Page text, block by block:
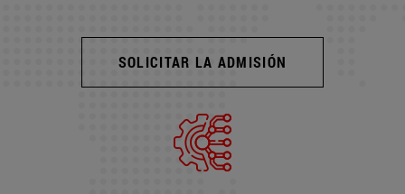
SOLICITAR LA ADMISIÓN